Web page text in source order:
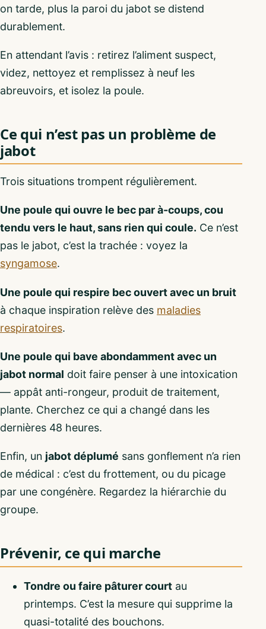
on tarde, plus la paroi du jabot se distend
durablement.
En attendant l’avis : retirez l’aliment suspect,
videz, nettoyez et remplissez à neuf les
abreuvoirs, et isolez la poule.
Ce qui n’est pas un problème de
jabot
Trois situations trompent régulièrement.
Une poule qui ouvre le bec par à-coups, cou
tendu vers le haut, sans rien qui coule. Ce n’est
pas le jabot, c’est la trachée : voyez la
syngamose.
Une poule qui respire bec ouvert avec un bruit
à chaque inspiration relève des maladies
respiratoires.
Une poule qui bave abondamment avec un
jabot normal doit faire penser à une intoxication
— appât anti-rongeur, produit de traitement,
plante. Cherchez ce qui a changé dans les
dernières 48 heures.
Enfin, un jabot déplumé sans gonflement n’a rien
de médical : c’est du frottement, ou du picage
par une congénère. Regardez la hiérarchie du
groupe.
Prévenir, ce qui marche
Tondre ou faire pâturer court au
printemps. C’est la mesure qui supprime la
quasi-totalité des bouchons.